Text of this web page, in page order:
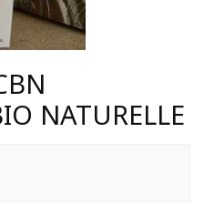
NATURELLE